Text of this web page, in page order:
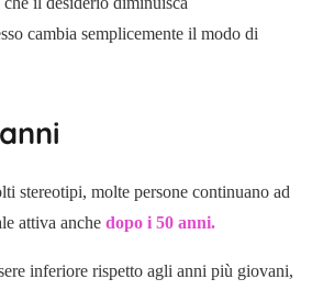
cambia semplicemente il modo di
stereotipi, molte persone continuano ad
attiva anche dopo i 50 anni.
inferiore rispetto agli anni più giovani,